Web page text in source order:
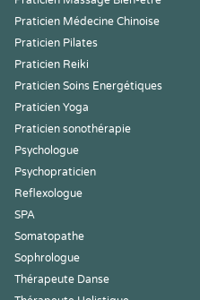
Praticien Médecine Chinoise
Praticien Pilates
Praticien Reiki
Praticien Soins Energétiques
Praticien Yoga
Praticien sonothérapie
Psychologue
Psychopraticien
Reflexologue
SPA
Somatopathe
Sophrologue
Thérapeute Danse